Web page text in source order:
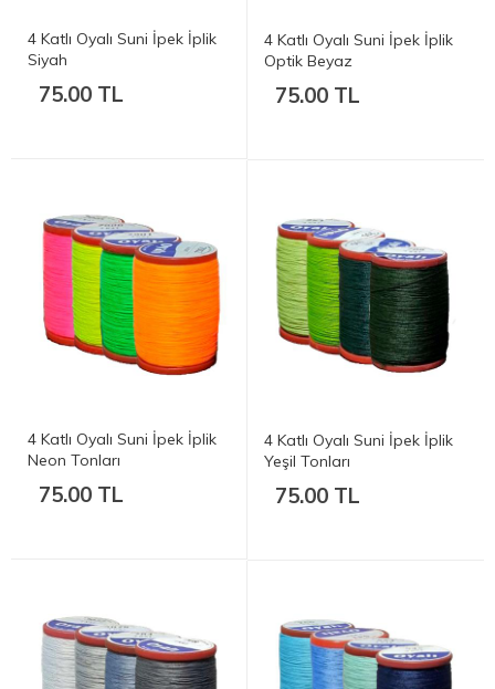
4 Katlı Oyalı Suni İpek İplik
Siyah
75.00 TL
4 Katlı Oyalı Suni İpek İplik
Optik Beyaz
75.00 TL
4 Katlı Oyalı Suni İpek İplik
Neon Tonları
75.00 TL
4 Katlı Oyalı Suni İpek İplik
Yeşil Tonları
75.00 TL